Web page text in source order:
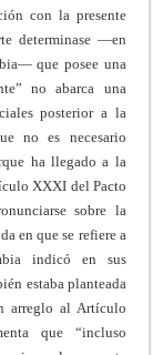
con la presente
determinase —en
que posee una
no abarca una
posterior a la
no es necesario
ha llegado a la
XXXI del Pacto
sobre la
en que se refiere a
indicó en sus
estaba planteada
arreglo al Artículo
que “incluso